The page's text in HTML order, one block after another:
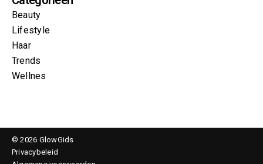
Beauty
Lifestyle
Haar
Trends
Wellnes
© 2026 GlowGids
Privacybeleid